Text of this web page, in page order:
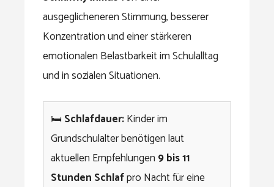
ausgeglicheneren Stimmung, besserer
Konzentration und einer stärkeren
emotionalen Belastbarkeit im Schulalltag
und in sozialen Situationen.
🛏️ Schlafdauer:Kinder im
Grundschulalter benötigen laut
aktuellen Empfehlungen 9 bis 11
Stunden Schlafpro Nacht für eine